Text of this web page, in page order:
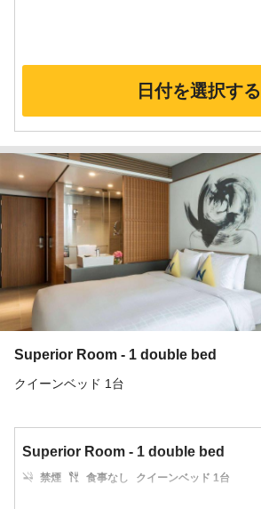
日付を選択する
Superior Room - 1 double bed
クイーンベッド 1台
Superior Room - 1 double bed
禁煙 食事なし
クイーンベッド 1台